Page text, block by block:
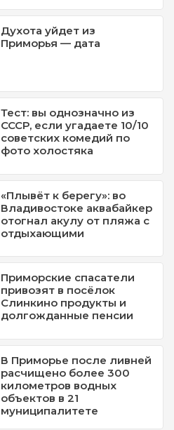
Духота уйдет из
Приморья — дата
Тест: вы однозначно из
СССР, если угадаете 10/10
советских комедий по
фото холостяка
«Плывёт к берегу»: во
Владивостоке аквабайкер
отогнал акулу от пляжа с
отдыхающими
Приморские спасатели
привозят в посёлок
Слинкино продукты и
долгожданные пенсии
В Приморье после ливней
расчищено более 300
километров водных
объектов в 21
муниципалитете